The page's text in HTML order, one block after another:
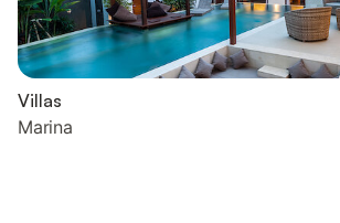
Villas
Marina